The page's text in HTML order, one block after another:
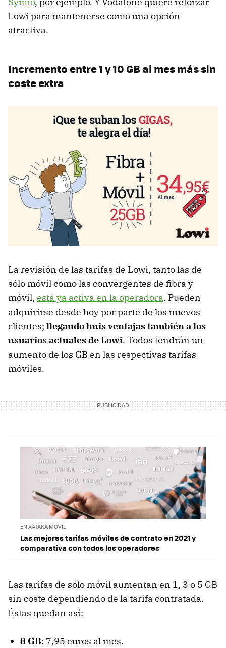
Lowi para mantenerse como una opción
atractiva.
Incremento entre 1 y 10 GB al mes más sin
coste extra
La revisión de las tarifas de Lowi, tanto las de
sólo móvil como las convergentes de fibra y
móvil, está ya activa en la operadora. Pueden
adquirirse desde hoy por parte de los nuevos
clientes; llegando huis ventajas también a los
usuarios actuales de Lowi. Todos tendrán un
aumento de los GB en las respectivas tarifas
móviles.
EN XATAKA MÓVIL
Las mejores tarifas móviles de contrato en 2021 y
comparativa con todos los operadores
Las tarifas de sólo móvil aumentan en 1, 3 o 5 GB
sin coste dependiendo de la tarifa contratada.
Éstas quedan así:
8 GB: 7,95 euros al mes.